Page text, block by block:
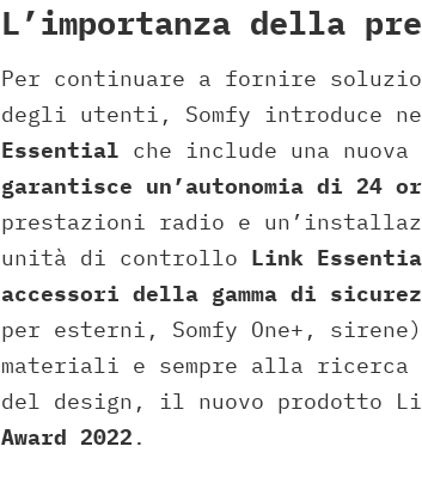
L’importanza della
Per continuare a fornire
degli utenti, Somfy introduce
Essential che include una
garantisce un’autonomia di 24
prestazioni radio e
unità di controllo Link
accessori della gamma di
per esterni, Somfy One+,
materiali e sempre alla
del design, il nuovo prodotto
Award 2022 .